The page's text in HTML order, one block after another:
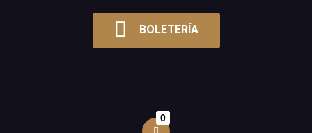
BOLETERÍA
0